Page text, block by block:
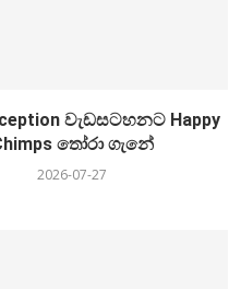
වැඩසටහනට Happy
තෝරා ගැනේ
2026-07-27